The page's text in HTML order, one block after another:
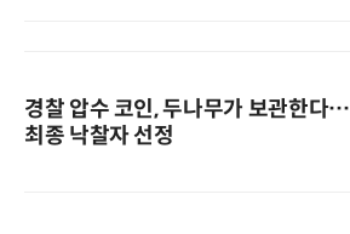
경찰 압수 코인, 두나무가 보관한다…
최종 낙찰자 선정